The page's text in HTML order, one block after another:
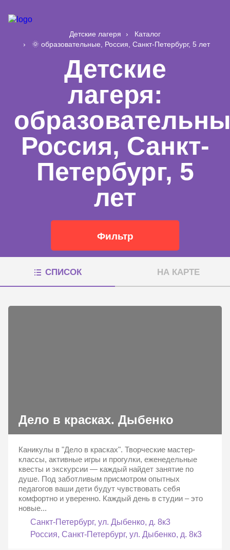
Детские лагеря
Каталог
🌞 образовательные, Россия, Санкт-Петербург, 5 лет
Детские
лагеря:
Россия, Санкт-
Петербург, 5
лет
Фильтр
СПИСОК НА КАРТЕ
Дело в красках. Дыбенко
Каникулы в "Дело в красках". Творческие мастер-
классы, активные игры и прогулки, еженедельные
квесты и экскурсии — каждый найдет занятие по
душе. Под заботливым присмотром опытных
педагогов ваши дети будут чувствовать себя
комфортно и уверенно. Каждый день в студии – это
новые...
Санкт-Петербург, ул. Дыбенко, д. 8к3
Россия, Санкт-Петербург, ул. Дыбенко, д. 8к3